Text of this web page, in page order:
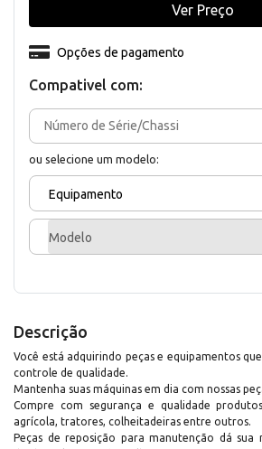
Compativel com:
ou selecione um modelo:
Equipamento
Modelo
Opções de pagamento
Ver Preço
Descrição
Você está adquirindo peças e equipamentos
controle de qualidade.
Mantenha suas máquinas em dia com nossas
Compre com segurança e qualidade
agrícola, tratores, colheitadeiras entre outros.
Peças de reposição para manutenção dá sua